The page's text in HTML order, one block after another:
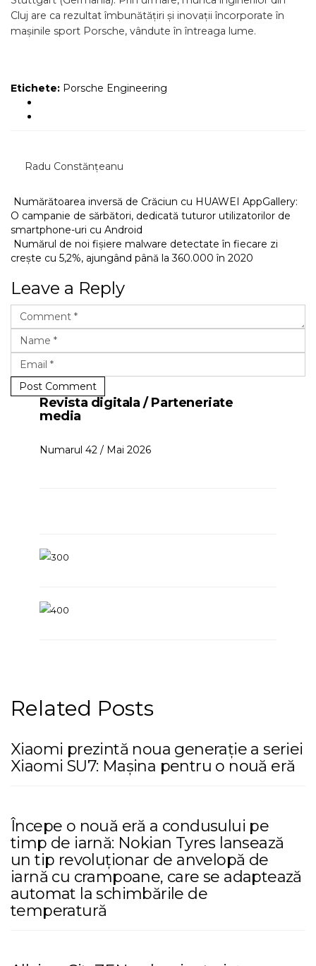
Cluj are ca rezultat îmbunătățiri și inovații încorporate în
mașinile sport Porsche, vândute în întreaga lume.
Etichete: Porsche Engineering
Radu Constănțeanu
Numărătoarea inversă de Crăciun cu HUAWEI AppGallery:
O campanie de sărbători, dedicată tuturor utilizatorilor de
smartphone-uri cu Android
Numărul de noi fișiere malware detectate în fiecare zi
crește cu 5,2%, ajungând până la 360.000 în 2020
Leave a Reply
Post Comment
Revista digitala / Parteneriate
media
Numarul 42 / Mai 2026
Related Posts
Xiaomi prezintă noua generație a seriei
Xiaomi SU7: Mașina pentru o nouă eră
Începe o nouă eră a condusului pe
timp de iarnă: Nokian Tyres lansează
un tip revoluționar de anvelopă de
iarnă cu crampoane, care se adaptează
automat la schimbările de
temperatură